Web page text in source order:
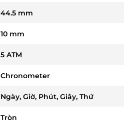
44.5 mm
10 mm
5 ATM
Chronometer
Ngày, Giờ, Phút, Giây, Thứ
Tròn